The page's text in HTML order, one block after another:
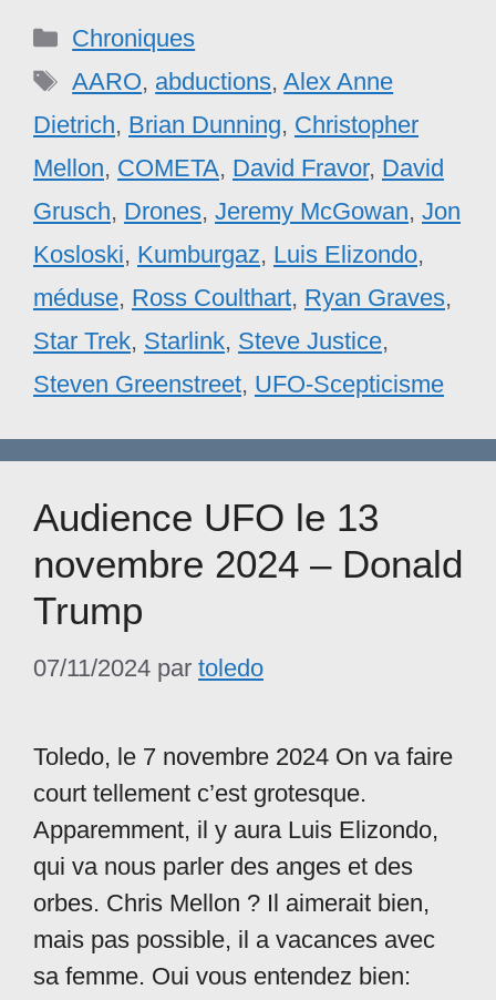
Catégories
Chroniques
Étiquettes
AARO, abductions,Alex Anne
Dietrich, Brian Dunning, Christopher
Mellon, COMETA, David Fravor, David
Grusch, Drones, Jeremy McGowan, Jon
Kosloski, Kumburgaz, Luis Elizondo,
méduse, Ross Coulthart, Ryan Graves,
Star Trek, Starlink, Steve Justice,
Steven Greenstreet, UFO-Scepticisme
Audience UFO le 13
novembre 2024 – Donald
Trump
07/11/2024 par toledo
Toledo, le 7 novembre 2024 On va faire
court tellement c’est grotesque.
Apparemment, il y aura Luis Elizondo,
qui va nous parler des anges et des
orbes. Chris Mellon ? Il aimerait bien,
mais pas possible, il a vacances avec
sa femme. Oui vous entendez bien: